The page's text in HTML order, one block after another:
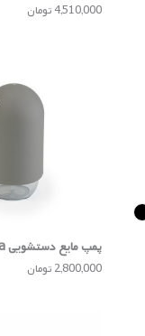
4,510,000 تومان
پمپ مایع دستشویی Umbra
2,800,000 تومان